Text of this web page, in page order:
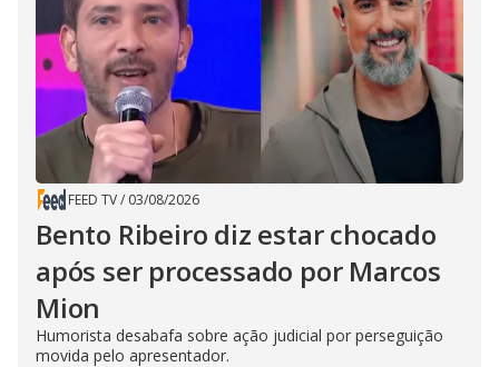
FEED TV/ 03/08/2026
Bento Ribeiro diz estar chocado
após ser processado por Marcos
Mion
Humorista desabafa sobre ação judicial por perseguição
movida pelo apresentador.